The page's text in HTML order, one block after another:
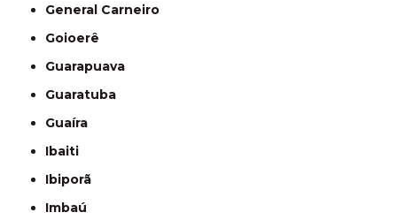
General Carneiro
Goioerê
Guarapuava
Guaratuba
Guaíra
Ibaiti
Ibiporã
Imbaú